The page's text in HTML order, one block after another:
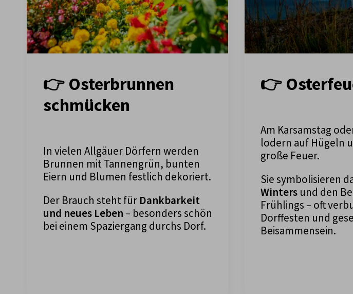
👉 Osterbrunnen
schmücken
In vielen Allgäuer Dörfern werden
Brunnen mit Tannengrün, bunten
Eiern und Blumen festlich dekoriert.
Der Brauch steht für Dankbarkeit
und neues Leben – besonders schön
bei einem Spaziergang durchs Dorf.
👉
Am Karsamstag
lodern auf Hügeln
große Feuer.
Sie symbolisieren
Winters und den
Frühlings – oft
Dorffesten und
Beisammensein.